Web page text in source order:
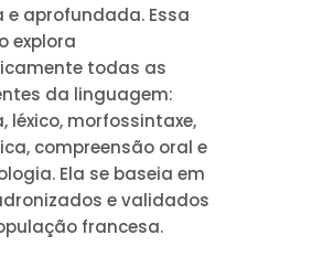
e aprofundada. Essa
explora
todas as
da linguagem:
léxico, morfossintaxe,
compreensão oral e
Ela se baseia em
e validados
francesa.